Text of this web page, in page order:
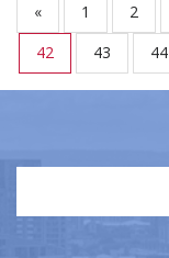
« 1 2
42
43 44